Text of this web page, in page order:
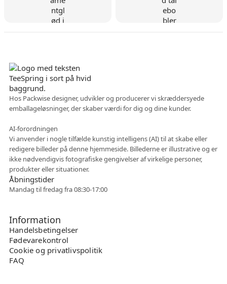
Hos Packwise designer, udvikler og producerer vi skræddersyede
emballageløsninger, der skaber værdi for dig og dine kunder.
AI-forordningen
Vi anvender i nogle tilfælde kunstig intelligens (AI) til at skabe eller
redigere billeder på denne hjemmeside. Billederne er illustrative og er
ikke nødvendigvis fotografiske gengivelser af virkelige personer,
produkter eller situationer.
Åbningstider
Mandag til fredag fra 08:30-17:00
Information
Handelsbetingelser
Fødevarekontrol
Cookie og privatlivspolitik
FAQ